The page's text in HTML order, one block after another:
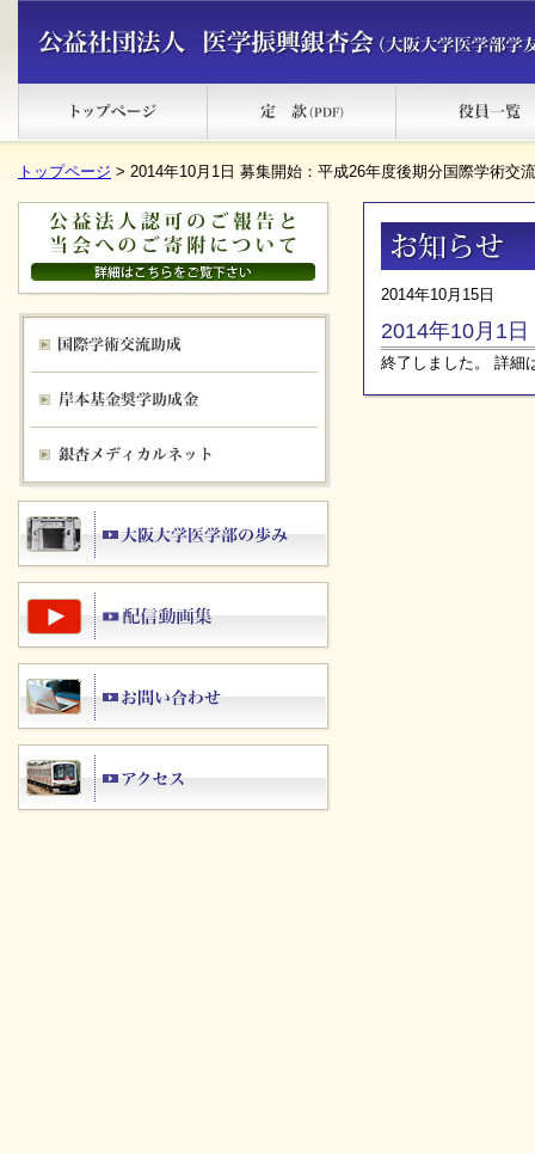
トップページ > 2014年10月1日 募集開始：平成26年度後期分国際学術交
2014年10月15日
2014年10月1
終了しました。 詳細